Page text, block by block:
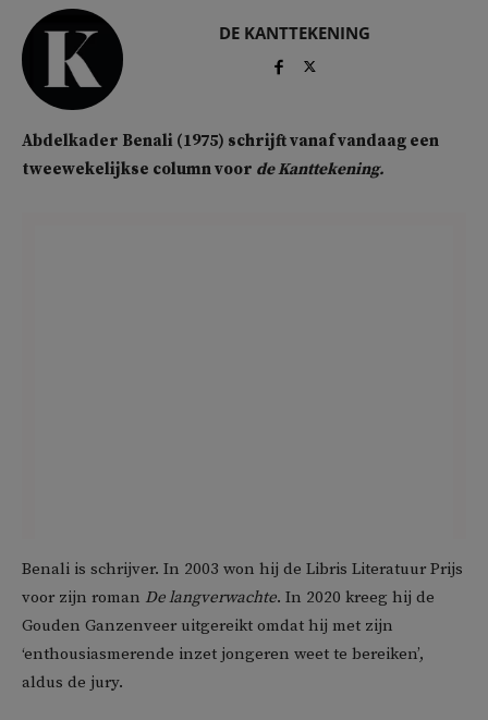
DE KANTTEKENING
Abdelkader Benali (1975) schrijft vanaf vandaag een
tweewekelijkse column voor de Kanttekening.
Benali is schrijver. In 2003 won hij de Libris Literatuur Prijs
voor zijn roman De langverwachte. In 2020 kreeg hij de
Gouden Ganzenveer uitgereikt omdat hij met zijn
‘enthousiasmerende inzet jongeren weet te bereiken’,
aldus de jury.